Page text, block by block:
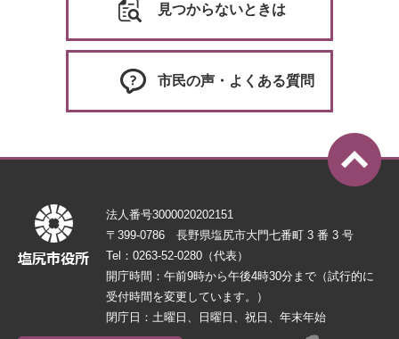
見つからないときは
市民の声・よくある質問
法人番号3000020202151
〒399-0786 長野県塩尻市大門七番町 3 番 3 号
Tel：0263-52-0280（代表）
開庁時間：午前9時から午後4時30分まで（試行的に
受付時間を変更しています。）
閉庁日：土曜日、日曜日、祝日、年末年始